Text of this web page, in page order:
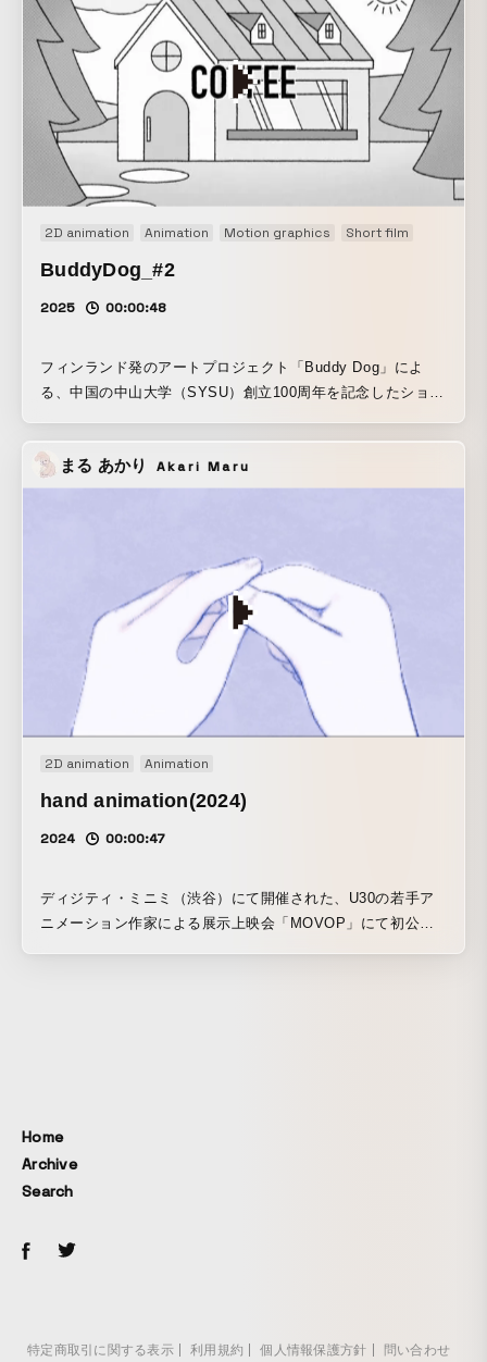
2D animation Animation Motion graphics Short film
BuddyDog_#2
2025 00:00:48
フィンランド発のアートプロジェクト「Buddy Dog」によ
る、中国の中山大学（SYSU）創立100周年を記念したショー
クトデザインを担当しています。 Buddy Dogの世界観に合っ
た温度のモーションデザインを提案。 デジタル社会に対して
禅の考えを投げかける様を表現しています。
まる あかり Akari Maru
2D animation Animation
hand animation(2024)
2024 00:00:47
ディジティ・ミニミ（渋谷）にて開催された、U30の若手ア
ニメーション作家による展示上映会「MOVOP」にて初公
Home
Archive
Search
特定商取引に関する表示 利用規約 個人情報保護方針 問い合わせ